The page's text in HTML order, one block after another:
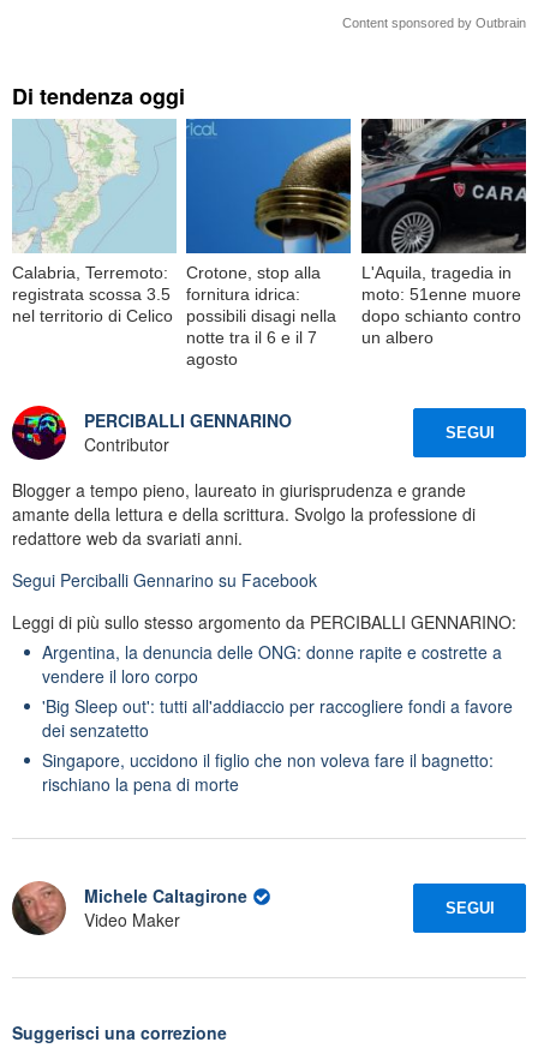
Content sponsored by Outbrain
Di tendenza oggi
Calabria, Terremoto:
registrata scossa 3.5
nel territorio di Celico
Crotone, stop alla
fornitura idrica:
possibili disagi nella
notte tra il 6 e il 7
agosto
L'Aquila, tragedia in
moto: 51enne muore
dopo schianto contro
un albero
PERCIBALLI GENNARINO
Contributor
SEGUI
Blogger a tempo pieno, laureato in giurisprudenza e grande
amante della lettura e della scrittura. Svolgo la professione di
redattore web da svariati anni.
Segui Perciballi Gennarino su Facebook
Leggi di più sullo stesso argomento da PERCIBALLI GENNARINO:
Argentina, la denuncia delle ONG: donne rapite e costrette a
vendere il loro corpo
'Big Sleep out': tutti all'addiaccio per raccogliere fondi a favore
dei senzatetto
Singapore, uccidono il figlio che non voleva fare il bagnetto:
rischiano la pena di morte
Michele Caltagirone
Video Maker
SEGUI
Suggerisci una correzione